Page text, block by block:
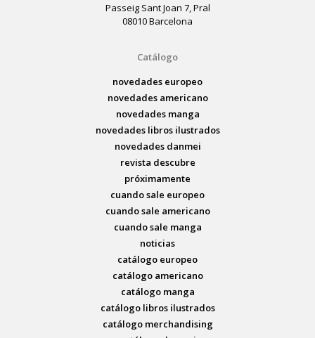
Passeig Sant Joan 7, Pral
08010 Barcelona
Catálogo
novedades europeo
novedades americano
novedades manga
novedades libros ilustrados
novedades danmei
revista descubre
próximamente
cuando sale europeo
cuando sale americano
cuando sale manga
noticias
catálogo europeo
catálogo americano
catálogo manga
catálogo libros ilustrados
catálogo merchandising